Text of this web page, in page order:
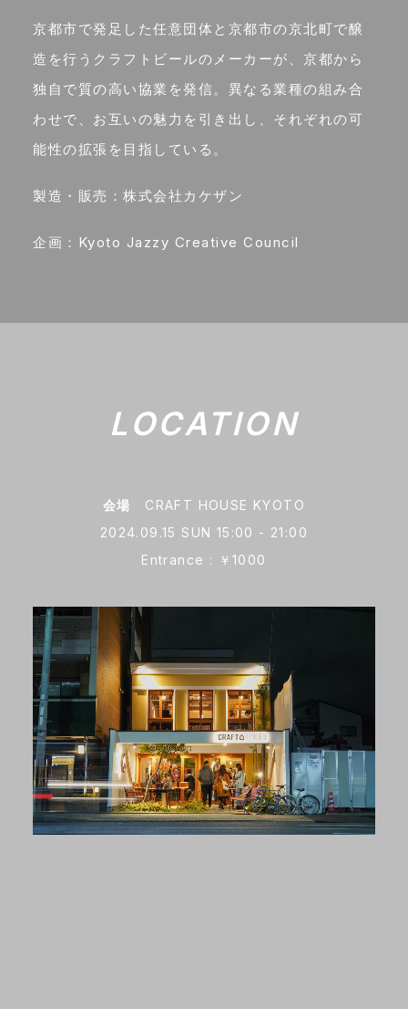
京都市で発足した任意団体と京都市の京北町で醸
造を行うクラフトビールのメーカーが、京都から
独自で質の高い協業を発信。異なる業種の組み合
わせで、お互いの魅力を引き出し、それぞれの可
能性の拡張を目指している。
製造・販売：株式会社カケザン
企画：Kyoto Jazzy Creative Council
LOCATION
会場 CRAFT HOUSE KYOTO
2024.09.15 SUN 15:00 - 21:00
Entrance : ￥1000